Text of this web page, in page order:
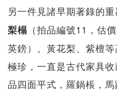
另一件見諸早期著錄的重
梨榻 （拍品編號11，估
英鎊）。黃花梨、紫檀
極珍，一直是古代家具
品四面平式，羅鍋棖，